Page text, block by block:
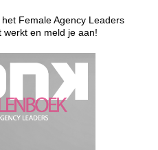
Female Agency Leaders
werkt en meld je aan!